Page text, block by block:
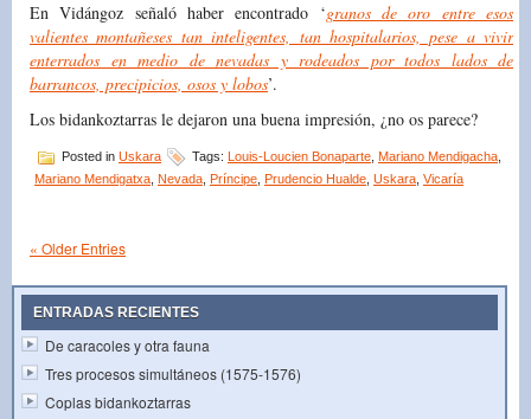
En Vidángoz señaló haber encontrado ‘granos de oro entre esos
valientes montañeses tan inteligentes, tan hospitalarios, pese a vivir
enterrados en medio de nevadas y rodeados por todos lados de
barrancos, precipicios, osos y lobos’.
Los bidankoztarras le dejaron una buena impresión, ¿no os parece?
Posted in Uskara Tags: Louis-Loucien Bonaparte Mariano Mendigacha
Mariano Mendigatxa Nevada Príncipe Prudencio Hualde Uskara Vicaría
« Older Entries
ENTRADAS RECIENTES
De caracoles y otra fauna
Tres procesos simultáneos (1575-1576)
Coplas bidankoztarras